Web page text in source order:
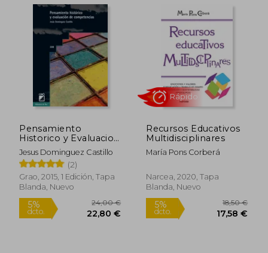
5%
dcto.
16,25 €
15,44 €
5%
dcto.
Pensamiento
Historico y Evaluacion
de Competencias
Jesus Dominguez Castillo
(2)
Grao, 2015, 1 Edición, Tapa
Blanda, Nuevo
Recursos Educativos
Multidisciplinares
María Pons Corberá
Narcea, 2020, Tapa
Blanda, Nuevo